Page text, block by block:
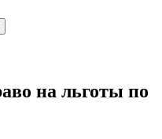
на льготы по